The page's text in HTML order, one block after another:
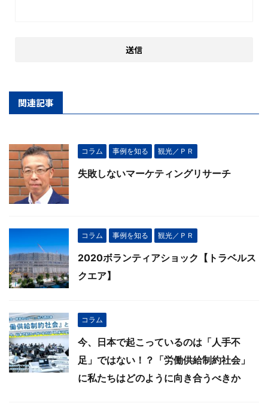
関連記事
コラム 事例を知る 観光／ＰＲ
失敗しないマーケティングリサーチ
コラム 事例を知る 観光／ＰＲ
2020ボランティアショック【トラベルス
クエア】
コラム
今、日本で起こっているのは「人手不
足」ではない！？「労働供給制約社会」
に私たちはどのように向き合うべきか